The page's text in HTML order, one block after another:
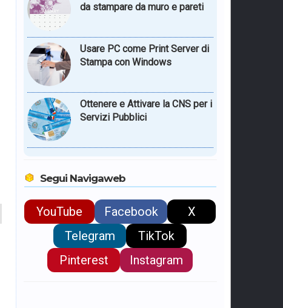
da stampare da muro e pareti
Usare PC come Print Server di
Stampa con Windows
Ottenere e Attivare la CNS per i
Servizi Pubblici
Segui Navigaweb
YouTube Facebook
X
Telegram
TikTok
Pinterest
Instagram